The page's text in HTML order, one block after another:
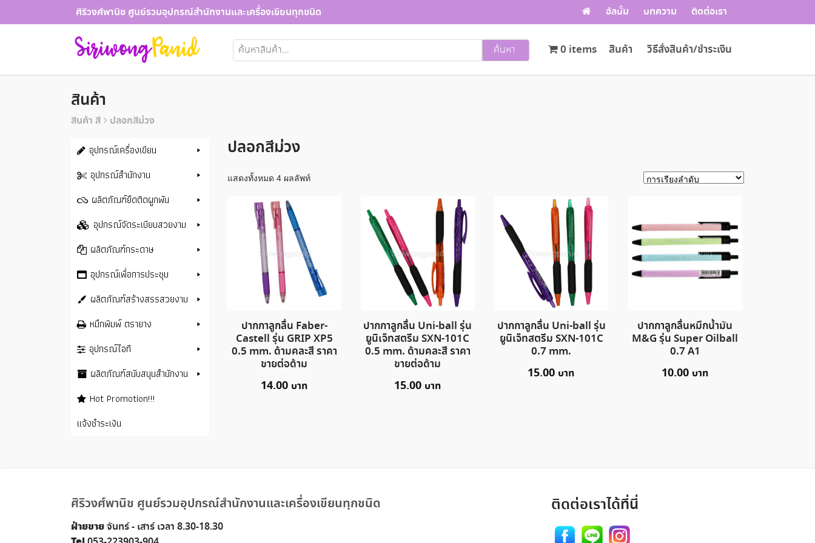
to
ศิริวงศ์พานิช ศูนย์รวมอุปกรณ์สำนักงานและเครื่องเขียนทุกชนิด อัลบั้ม บทความ ติดต่อเรา
ค้นหา: ค้นหา สินค้า วิธีสั่งสินค้า/ชำระเงิน
0 items
สินค้า
สินค้า สี ปลอกสีม่วง
ปลอกสีม่วง
แสดงทั้งหมด 4 ผลลัพท์
ปากกาลูกลื่น Faber-
Castell รุ่น GRIP XP5
0.5 mm. ด้ามคละสี ราคา
ขายต่อด้าม
14.00
ปากกาลูกลื่น Uni-ball รุ่น
ยูนิเจ็ทสตรีม SXN-101C
0.5 mm. ด้ามคละสี ราคา
ขายต่อด้าม
15.00
ปากกาลูกลื่น Uni-ball รุ่น
ยูนิเจ็ทสตรีม SXN-101C
0.7 mm.
15.00
ปากกาลูกลื่นหมึกน้ำมัน
M&G รุ่น Super Oilball
0.7 A1
10.00
อุปกรณ์เครื่องเขียน
อุปกรณ์สำนักงาน
ผลิตภัณฑ์ยึดติดผูกพัน
อุปกรณ์จัดระเบียบสวยงาม
ผลิตภัณฑ์กระดาษ
อุปกรณ์เพื่อการประชุม
ผลิตภัณฑ์สร้างสรรสวยงาม
หมึกพิมพ์ ตรายาง
อุปกรณ์ไอที
ผลิตภัณฑ์สนับสนุนสำนักงาน
Hot Promotion!!!
แจ้งชำระเงิน
ศิริวงศ์พานิช ศูนย์รวมอุปกรณ์สำนักงานและเครื่องเขียนทุกชนิด
ฝ่ายขายจันทร์ - เสาร์ เวลา 8.30-18.30
ติดต่อเราได้ที่นี่